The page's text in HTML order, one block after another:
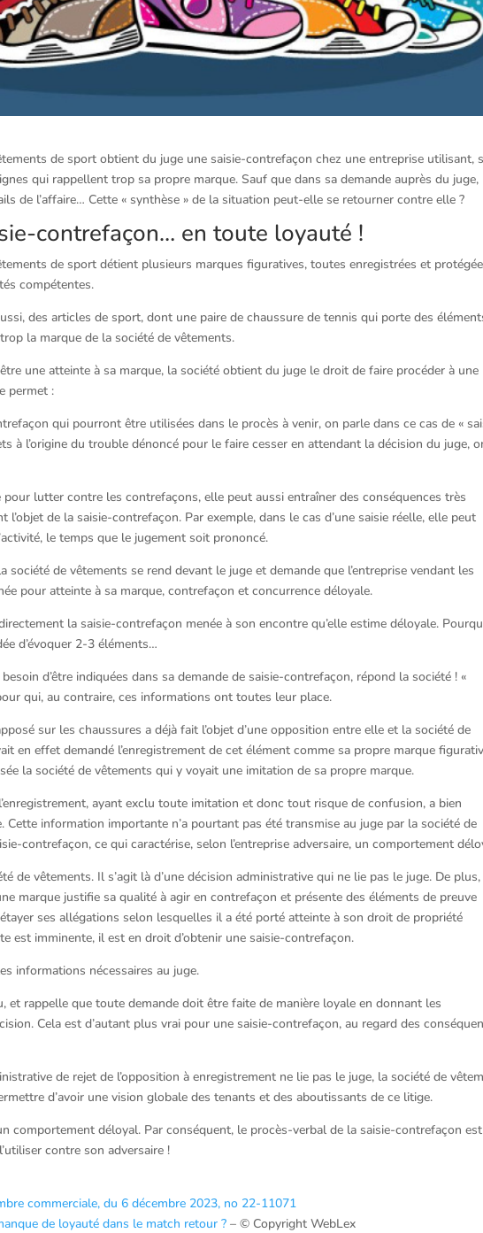
de sport obtient du juge une saisie-contrefaçon chez une entreprise utilisant,
qui rappellent trop sa propre marque. Sauf que dans sa demande auprès du juge,
de l’affaire… Cette « synthèse » de la situation peut-elle se retourner contre elle ?
contrefaçon… en toute loyauté !
de sport détient plusieurs marques figuratives, toutes enregistrées et
compétentes.
des articles de sport, dont une paire de chaussure de tennis qui porte des
la marque de la société de vêtements.
une atteinte à sa marque, la société obtient du juge le droit de faire procéder à une
permet :
qui pourront être utilisées dans le procès à venir, on parle dans ce cas de «
à l’origine du trouble dénoncé pour le faire cesser en attendant la décision du juge,
lutter contre les contrefaçons, elle peut aussi entraîner des conséquences très
l’objet de la saisie-contrefaçon. Par exemple, dans le cas d’une saisie réelle, elle peut
le temps que le jugement soit prononcé.
société de vêtements se rend devant le juge et demande que l’entreprise vendant les
pour atteinte à sa marque, contrefaçon et concurrence déloyale.
la saisie-contrefaçon menée à son encontre qu’elle estime déloyale.
d’évoquer 2-3 éléments…
d’être indiquées dans sa demande de saisie-contrefaçon, répond la société ! «
qui, au contraire, ces informations ont toutes leur place.
sur les chaussures a déjà fait l’objet d’une opposition entre elle et la société de
en effet demandé l’enregistrement de cet élément comme sa propre marque
la société de vêtements qui y voyait une imitation de sa propre marque.
ayant exclu toute imitation et donc tout risque de confusion, a bien
Cette information importante n’a pourtant pas été transmise au juge par la société de
contrefaçon, ce qui caractérise, selon l’entreprise adversaire, un comportement
de vêtements. Il s’agit là d’une décision administrative qui ne lie pas le juge. De plus,
marque justifie sa qualité à agir en contrefaçon et présente des éléments de preuve
ses allégations selon lesquelles il a été porté atteinte à son droit de propriété
est imminente, il est en droit d’obtenir une saisie-contrefaçon.
informations nécessaires au juge.
et rappelle que toute demande doit être faite de manière loyale en donnant les
Cela est d’autant plus vrai pour une saisie-contrefaçon, au regard des
de rejet de l’opposition à enregistrement ne lie pas le juge, la société de
d’avoir une vision globale des tenants et des aboutissants de ce litige.
comportement déloyal. Par conséquent, le procès-verbal de la saisie-contrefaçon est
contre son adversaire !
commerciale, du 6 décembre 2023, no 22-11071
de loyauté dans le match retour ? – © Copyright WebLex